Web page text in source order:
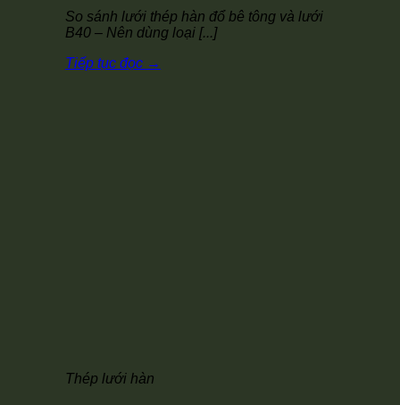
So sánh lưới thép hàn đổ bê tông và lưới
B40 – Nên dùng loại [...]
Tiếp tục đọc →
Thép lưới hàn